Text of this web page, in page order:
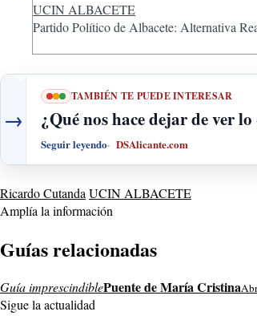
UCIN ALBACETE
Partido Político de Albacete: Alternativa
→
TAMBIÉN TE PUEDE INTERESAR
¿Qué nos hace dejar de ver
Seguir leyendo DSAlicante.com
Ricardo Cutanda UCIN ALBACETE
Amplía la información
Guías relacionadas
Guía imprescindiblePuente de María Cristina
Sigue la actualidad